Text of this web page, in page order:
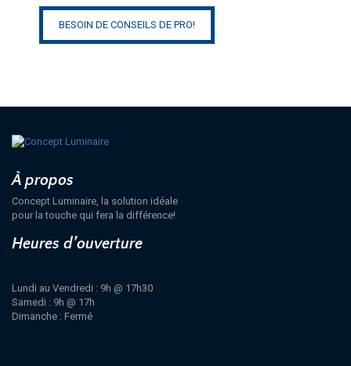
BESOIN DE CONSEILS DE PRO!
À propos
Concept Luminaire, la solution idéale
pour la touche qui fera la différence!
Heures d’ouverture
Lundi au Vendredi : 9h @ 17h30
Samedi : 9h @ 17h
Dimanche : Fermé